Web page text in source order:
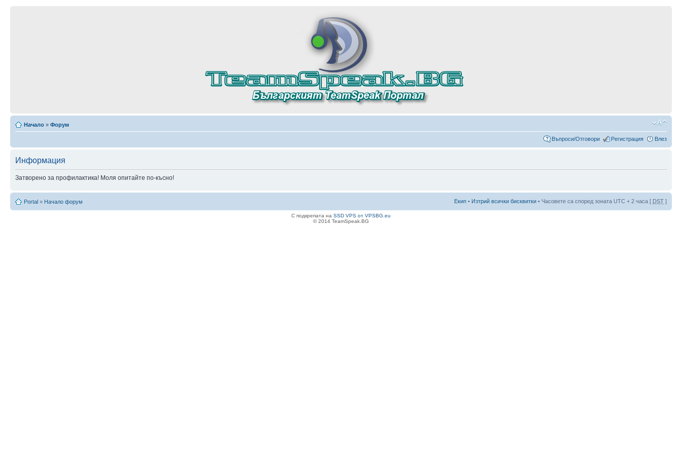
Начало » Форум
Въпроси/Отговори Регистрация Влез
Информация
Затворено за профилактика! Моля опитайте по-късно!
Portal » Начало форум Екип • Изтрий всички бисквитки • Часовете са според зоната UTC + 2 часа [ DST ]
С подкрепата на SSD VPS от VPSBG.eu
© 2014 TeamSpeak.BG